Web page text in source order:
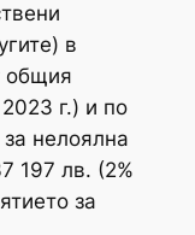
в
общия
г.) и по
нелоялна
197 лв. (2%
за